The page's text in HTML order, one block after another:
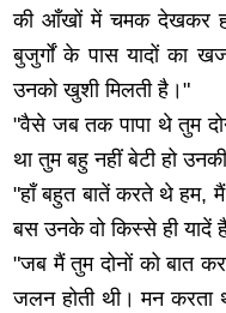
की आँखों में चमक देखकर
बुजुर्गों के पास यादों का
उनको खुशी मिलती है।"
"वैसे जब तक पापा थे तुम
था तुम बहु नहीं बेटी हो
"हाँ बहुत बातें करते थे हम,
बस उनके वो किस्से ही यादें
"जब मैं तुम दोनों को बात
जलन होती थी। मन